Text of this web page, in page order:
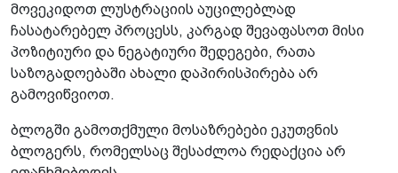
მოვეკიდოთ ლუსტრაციის აუცილებლად
ჩასატარებელ პროცესს, კარგად შევაფასოთ მისი
პოზიტიური და ნეგატიური შედეგები, რათა
საზოგადოებაში ახალი დაპირისპირება არ
გამოვიწვიოთ.
ბლოგში გამოთქმული მოსაზრებები ეკუთვნის
ბლოგერს, რომელსაც შესაძლოა რედაქცია არ